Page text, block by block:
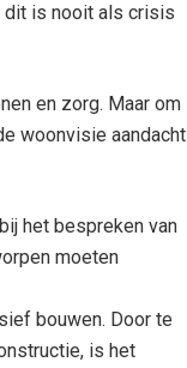
dit is nooit als crisis
en zorg. Maar om
woonvisie aandacht
het bespreken van
moeten
bouwen. Door te
is het